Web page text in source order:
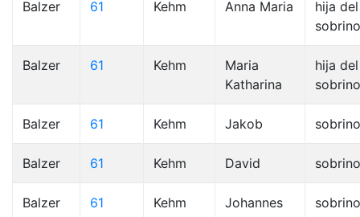
Balzer 61 Kehm Anna Maria
hija del
Balzer 61 Kehm
Maria
Katharina
hija del
Balzer 61 Kehm Jakob sobrino
Balzer 61 Kehm David sobrino
Balzer 61 Kehm Johannes sobrino